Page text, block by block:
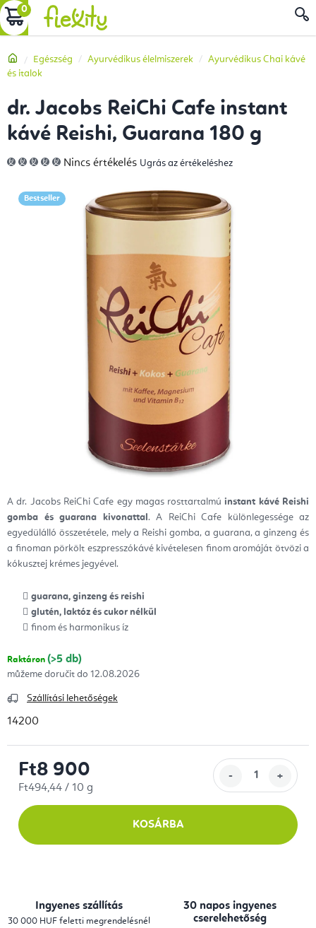
Ugrás
a
tartalomhoz
KOSÁR
Kezdőlap
Egészség Ayurvédikus élelmiszerek
Ayurvédikus Chai kávé
és italok
A dr. Jacobs ReiChi Cafe egy magas rosttartalmú instant kávé Reishi
gomba és guarana kivonattal . A ReiChi Cafe különlegessége az
egyedülálló összetétele, mely a Reishi gomba, a guarana, a ginzeng és
a finoman pörkölt eszpresszókávé kivételesen finom aromáját ötvözi a
kókusztej krémes jegyével.
guarana, ginzeng és reishi
glutén, laktóz és cukor nélkül
finom és harmonikus íz
Raktáron (>5 db)
12.08.2026
Szállítási lehetőségek
14200
Ft8 900
Egységár:
Ft494,44 / 10 g
KOSÁRBA
dr. Jacobs ReiChi Cafe instant
kávé Reishi, Guarana 180 g
A
termék
5-
ből
csillag.
Nincs értékelés Ugrás az értékeléshez
Bestseller
Ingyenes szállítás
30 000 HUF feletti megrendelésnél
30 napos ingyenes
cserelehetőség